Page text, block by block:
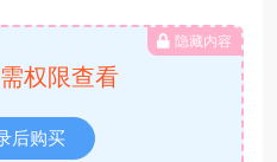
隐藏内容
权限查看
后购买